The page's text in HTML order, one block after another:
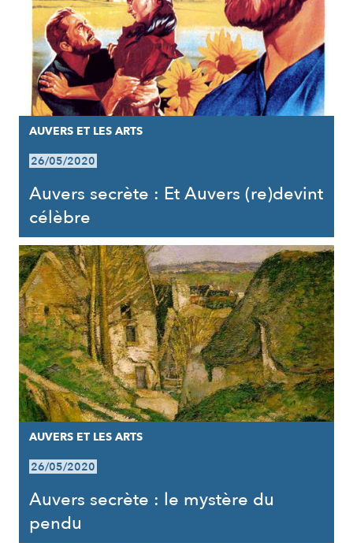
AUVERS ET LES ARTS
26/05/2020
Auvers secrète : Et Auvers (re)devint
célèbre
AUVERS ET LES ARTS
26/05/2020
Auvers secrète : le mystère du
pendu